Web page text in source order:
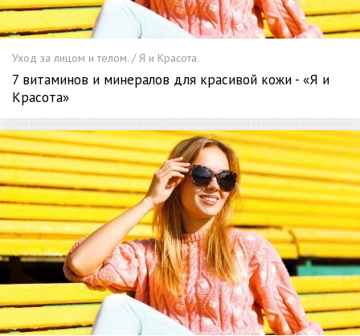
Уход за лицом и телом. / Я и Красота.
7 витаминов и минералов для красивой кожи - «Я и
Красота»